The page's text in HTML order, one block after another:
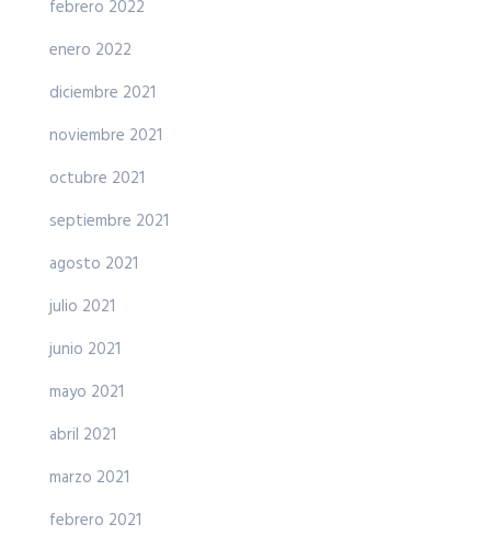
febrero 2022
enero 2022
diciembre 2021
noviembre 2021
octubre 2021
septiembre 2021
agosto 2021
julio 2021
junio 2021
mayo 2021
abril 2021
marzo 2021
febrero 2021